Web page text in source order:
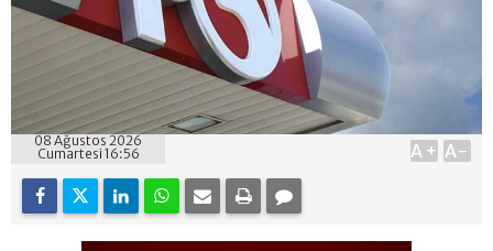
08 Ağustos 2026
Cumartesi 16:56
A+ A-